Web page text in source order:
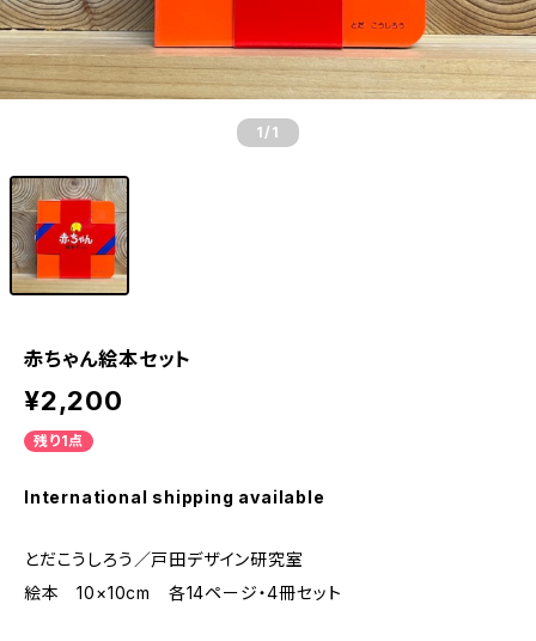
1 /1
赤ちゃん絵本セット
¥2,200
残り1点
International shipping available
とだこうしろう／戸田デザイン研究室
絵本 10×10cm 各14ページ・4冊セット